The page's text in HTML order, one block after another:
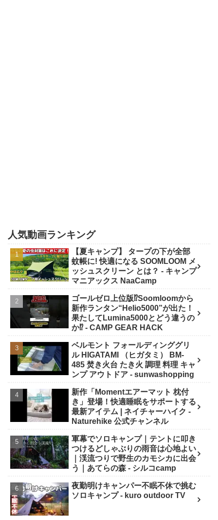
人気動画ランキング
【夏キャンプ】 タープの下が全部
蚊帳に! 快適になる SOOMLOOM メ
ッシュスクリーン とは？ - キャンプ
マニアックス NaaCamp
ゴールゼロ上位版⁉️Soomloomから
新作ランタン“Helio5000”が出た！
果たしてLumina5000とどう違うの
か⁉️ - CAMP GEAR HACK
ベルモント フォールディンググリ
ル HIGATAMI （ヒガタミ） BM-
485 焚き火台 たき火 調理 料理 キャ
ンプ アウトドア - sunwashopping
新作「Momentエアーマット 枕付
き」登場！快適睡眠をサポートする
最新アイテム | ネイチャーハイク -
Naturehike 公式チャンネル
軍幕でソロキャンプ｜テントに叩き
つけるどしゃぶりの雨音は心地よい
｜渓流つりで野生のカモシカに出会
う｜あてらの森 - シルコcamp
夜勤明けキャンパー不眠不休で挑む
ソロキャンプ - kuro outdoor TV